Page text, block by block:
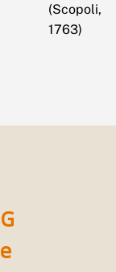
(Scopoli,
1763)
G
e